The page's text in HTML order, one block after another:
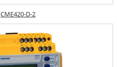
CME420-D-2